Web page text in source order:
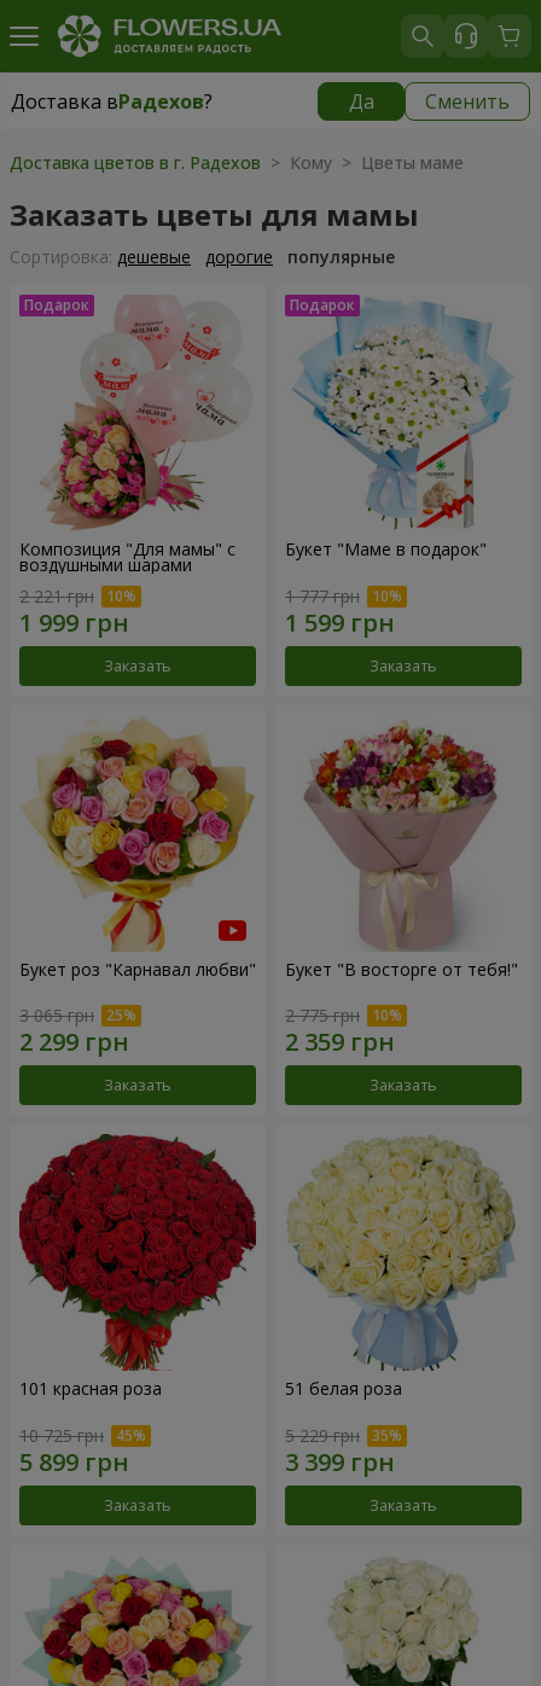
Доставка вРадехов? Да Сменить
Доставка вРадехов|
Доставка цветов в г. Радехов > Кому > Цветы маме
Заказать цветы для мамы
Cортировка: дешевые дорогие популярные
Композиция "Для мамы" с
воздушными шарами
2 221 грн
Заказать
Букет "Маме в подарок"
1 777 грн
Заказать
Букет роз "Карнавал любви"
3 065 грн
Заказать
Букет "В восторге от тебя!"
2 775 грн
Заказать
101 красная роза
10 725 грн
Заказать
51 белая роза
5 229 грн
Заказать